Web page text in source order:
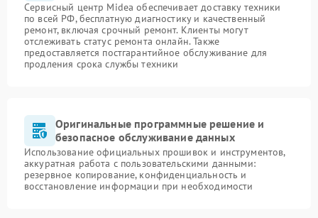
Сервисный центр Midea обеспечивает доставку техники
по всей РФ, бесплатную диагностику и качественный
ремонт, включая срочный ремонт. Клиенты могут
отслеживать статус ремонта онлайн. Также
предоставляется постгарантийное обслуживание для
продления срока службы техники
Оригинальные программные решение и
безопасное обслуживание данных
Использование официальных прошивок и инструментов,
аккуратная работа с пользовательскими данными:
резервное копирование, конфиденциальность и
восстановление информации при необходимости